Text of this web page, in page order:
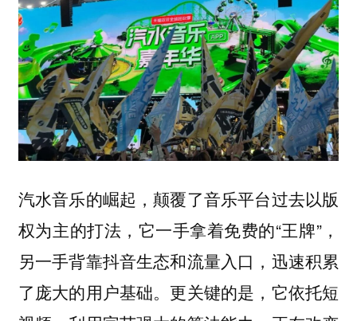
汽水音乐的崛起，颠覆了音乐平台过去以版
权为主的打法，它一手拿着免费的“王牌”，
另一手背靠抖音生态和流量入口，迅速积累
了庞大的用户基础。更关键的是，它依托短